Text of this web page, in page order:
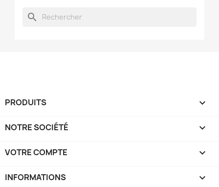
search
PRODUITS 
NOTRE SOCIÉTÉ 
VOTRE COMPTE 
INFORMATIONS keyboard_arrow_down